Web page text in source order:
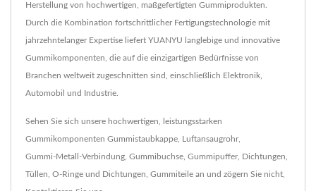
Herstellung von hochwertigen, maßgefertigten Gummiprodukten.
Durch die Kombination fortschrittlicher Fertigungstechnologie mit
jahrzehntelanger Expertise liefert YUANYU langlebige und innovative
Gummikomponenten, die auf die einzigartigen Bedürfnisse von
Branchen weltweit zugeschnitten sind, einschließlich Elektronik,
Automobil und Industrie.
Sehen Sie sich unsere hochwertigen, leistungsstarken
Gummikomponenten Gummistaubkappe Luftansaugrohr,
Gummi-Metall-Verbindung Gummibuchse Gummipuffer, Dichtungen
Tüllen O-Ringe und Dichtungen Gummiteile an und zögern Sie nicht,